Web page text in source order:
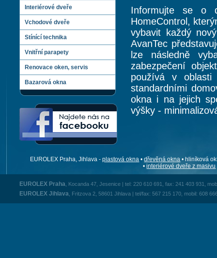
Interiérové dveře
Vchodové dveře
Stínící technika
Vnitřní parapety
Renovace oken, servis
Bazarová okna
Informujte se o
HomeControl,
vybavit každý
AvanTec
lze následně
zabezpečení
používá v oblasti
standardními
okna i na jejich
výšky -
EUROLEX Praha, Jihlava -plastová okna •dřevěná okna • hliníková
•interiérové dveře z masivu
EUROLEX Praha , Kocanda 47, Jesenice | tel: 220 610 691, fax: 241 403 931,
EUROLEX Jihlava , Fritzova 2, 58601 Jihlava | tel/fax: 567 215 170, mobil: 608